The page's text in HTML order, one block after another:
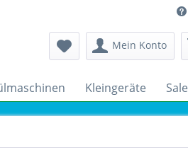
Mein Konto
Kleingeräte Sale